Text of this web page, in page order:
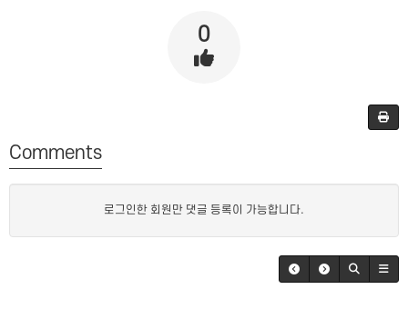
0
Comments
로그인한 회원만 댓글 등록이 가능합니다.